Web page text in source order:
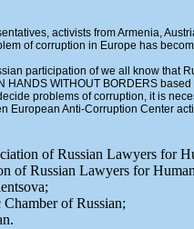
activists from Armenia,
of corruption in Europe has
participation of we all know that
HANDS WITHOUT BORDERS
problems of corruption, it is
European Anti-Corruption Center
of Russian Lawyers for
of Russian Lawyers for
of Russian;